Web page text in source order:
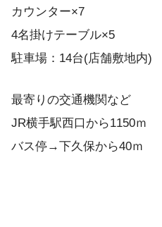
カウンター×7
4名掛けテーブル×5
駐車場：14台(店舗敷地内)
最寄りの交通機関など
JR横手駅西口から1150ｍ
バス停→下久保から40ｍ